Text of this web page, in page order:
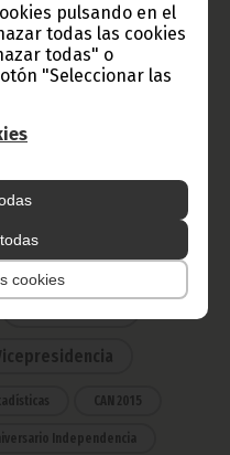
pulsando en el
todas las cookies
todas" o
"Seleccionar las
cookies
Guinea
ahora
Presidencia
CAN 2015
Independencia